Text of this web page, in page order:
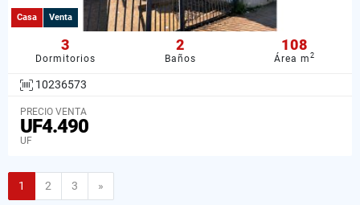
Casa Venta
3
Dormitorios
2
Baños
108
Área m2
10236573
PRECIO VENTA
UF4.490
UF
1 2 3 »